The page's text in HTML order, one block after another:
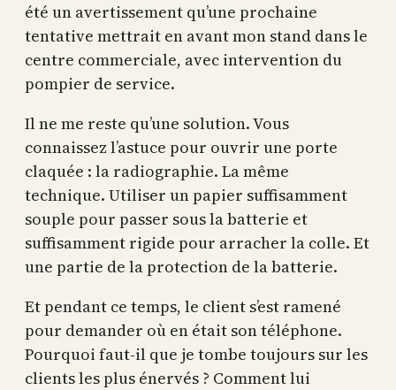
été un avertissement qu’une prochaine
tentative mettrait en avant mon stand dans le
centre commerciale, avec intervention du
pompier de service.
Il ne me reste qu’une solution. Vous
connaissez l’astuce pour ouvrir une porte
claquée : la radiographie. La même
technique. Utiliser un papier suffisamment
souple pour passer sous la batterie et
suffisamment rigide pour arracher la colle. Et
une partie de la protection de la batterie.
Et pendant ce temps, le client s’est ramené
pour demander où en était son téléphone.
Pourquoi faut-il que je tombe toujours sur les
clients les plus énervés ? Comment lui